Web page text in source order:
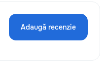
Adaugă recenzie